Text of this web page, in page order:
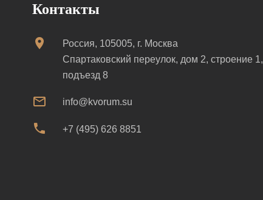
Контакты
Россия, 105005, г. Москва
Спартаковский переулок, дом 2, строение 1,
подъезд 8
info@kvorum.su
+7 (495) 626 8851